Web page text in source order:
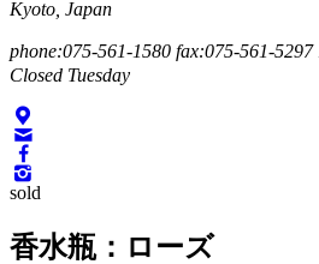
Kyoto, Japan
phone:075-561-1580 fax:075-561-5297
Closed Tuesday
sold
香水瓶：ローズ